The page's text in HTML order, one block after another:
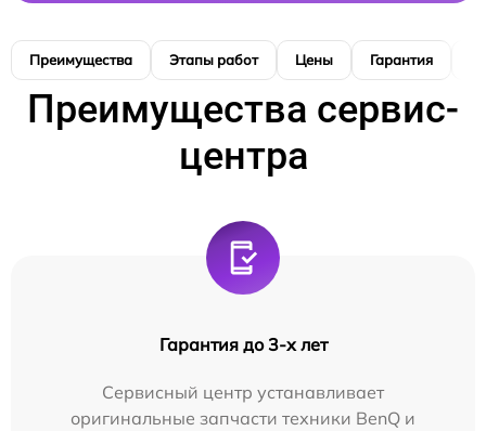
Преимущества Этапы работ Цены Гарантия
Преимущества сервис-
центра
Гарантия до 3-х лет
Сервисный центр устанавливает
оригинальные запчасти техники BenQ и